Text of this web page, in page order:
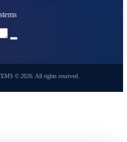
© 2026. All rights reserved.